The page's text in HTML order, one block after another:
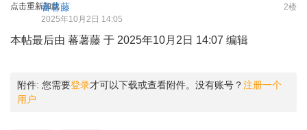
点击重新加载 2楼
蕃薯藤
2025年10月2日 14:05
本帖最后由 蕃薯藤 于 2025年10月2日 14:07 编辑
附件: 您需要登录才可以下载或查看附件。没有账号？注册一个
用户